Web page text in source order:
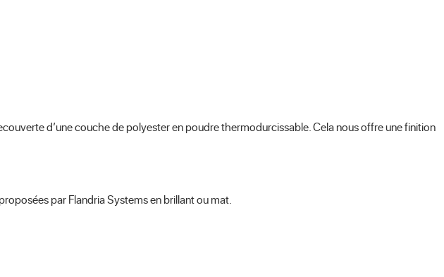
d’une couche de polyester en poudre thermodurcissable. Cela nous offre une finition
par Flandria Systems en brillant ou mat.